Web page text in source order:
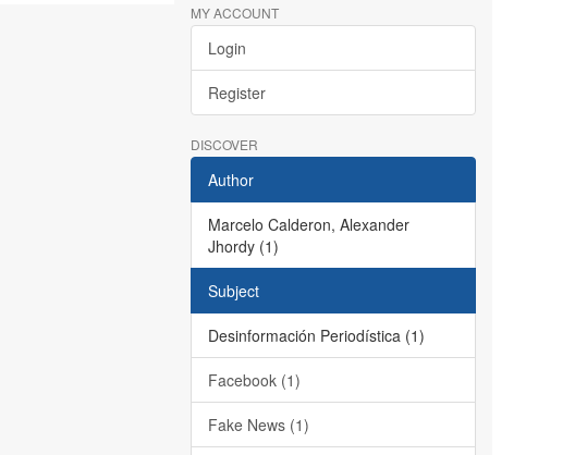
MY ACCOUNT
Login
Register
DISCOVER
Author
Marcelo Calderon, Alexander
Jhordy (1)
Subject
Desinformación Periodística (1)
Facebook (1)
Fake News (1)